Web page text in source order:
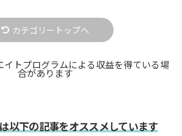
カテゴリートップへ
イトプログラムによる収益を得ている場
合があります
以下の記事をオススメしています